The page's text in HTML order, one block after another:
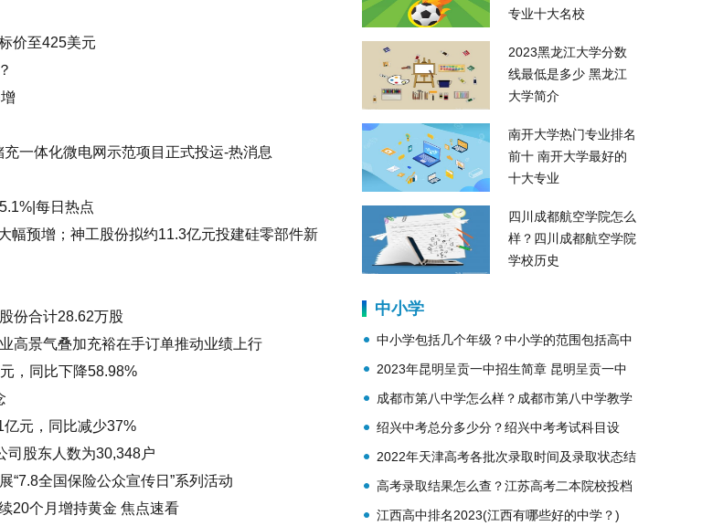
价至425美元
一体化微电网示范项目正式投运-热消息
每日热点
幅预增；神工股份拟约11.3亿元投建硅零部件新
份合计28.62万股
高景气叠加充裕在手订单推动业绩上行
，同比下降58.98%
元，同比减少37%
司股东人数为30,348户
“7.8全国保险公众宣传日”系列活动
20个月增持黄金 焦点速看
专业十大名校
2023黑龙江大学分数
线最低是多少 黑龙江
大学简介
南开大学热门专业排名
前十 南开大学最好的
十大专业
四川成都航空学院怎么
样？四川成都航空学院
学校历史
中小学
中小学包括几个年级？中小学的范围包括高中
吗？
2023年昆明呈贡一中招生简章 昆明呈贡一中
简介
成都市第八中学怎么样？成都市第八中学教学
理念？
绍兴中考总分多少分？绍兴中考考试科目设
置？
2022年天津高考各批次录取时间及录取状态结
果查询
高考录取结果怎么查？江苏高考二本院校投档
线公布
江西高中排名2023(江西有哪些好的中学？)